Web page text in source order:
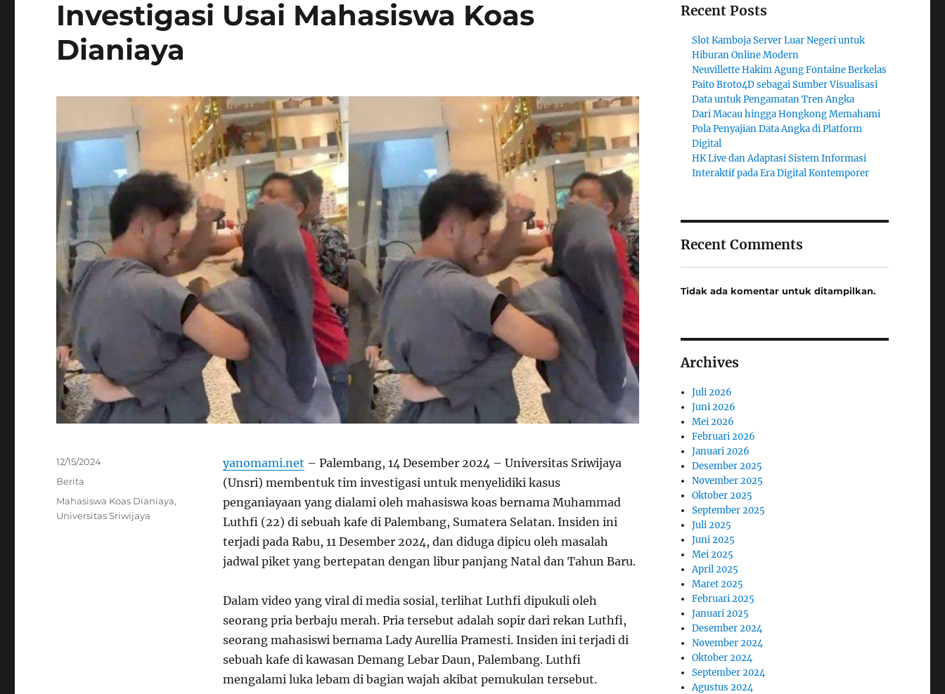
Investigasi Usai Mahasiswa Koas
Dianiaya
yanomami.net – Palembang, 14 Desember 2024 – Universitas Sriwijaya
(Unsri) membentuk tim investigasi untuk menyelidiki kasus
penganiayaan yang dialami oleh mahasiswa koas bernama Muhammad
Luthfi (22) di sebuah kafe di Palembang, Sumatera Selatan. Insiden ini
terjadi pada Rabu, 11 Desember 2024, dan diduga dipicu oleh masalah
jadwal piket yang bertepatan dengan libur panjang Natal dan Tahun Baru.
Dalam video yang viral di media sosial, terlihat Luthfi dipukuli oleh
seorang pria berbaju merah. Pria tersebut adalah sopir dari rekan Luthfi,
seorang mahasiswi bernama Lady Aurellia Pramesti. Insiden ini terjadi di
sebuah kafe di kawasan Demang Lebar Daun, Palembang. Luthfi
mengalami luka lebam di bagian wajah akibat pemukulan tersebut.
Posted
12/15/2024
Categories
Berita
Tags
Mahasiswa Koas Dianiaya,
Universitas Sriwijaya
Recent Posts
Slot Kamboja Server Luar Negeri untuk
Hiburan Online Modern
Neuvillette Hakim Agung Fontaine Berkelas
Paito Broto4D sebagai Sumber Visualisasi
Data untuk Pengamatan Tren Angka
Dari Macau hingga Hongkong Memahami
Pola Penyajian Data Angka di Platform
Digital
HK Live dan Adaptasi Sistem Informasi
Interaktif pada Era Digital Kontemporer
Recent Comments
Tidak ada komentar untuk ditampilkan.
Archives
Juli 2026
Juni 2026
Mei 2026
Februari 2026
Januari 2026
Desember 2025
November 2025
Oktober 2025
September 2025
Juli 2025
Juni 2025
Mei 2025
April 2025
Maret 2025
Februari 2025
Januari 2025
Desember 2024
November 2024
Oktober 2024
September 2024
Agustus 2024